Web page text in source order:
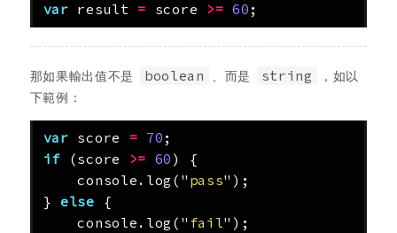
var result = score >= 60 ;
那如果輸出值不是 boolean 、而是 string
，如以
下範例：
var score = 70 ;
if
(score >= 60 )
{
console . log ( " pass" );
} else
{
console . log ( " fail" );